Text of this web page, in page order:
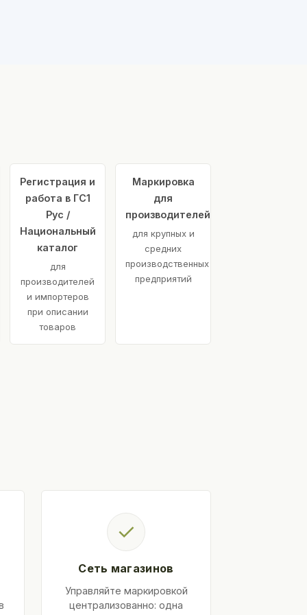
Регистрация и
работа в ГС1
Рус /
Национальный
каталог
для
производителей
и импортеров
при описании
товаров
Маркировка
для
производителей
для крупных и
средних
производственных
предприятий
✓
Сеть магазинов
Управляйте маркировкой
централизованно: одна